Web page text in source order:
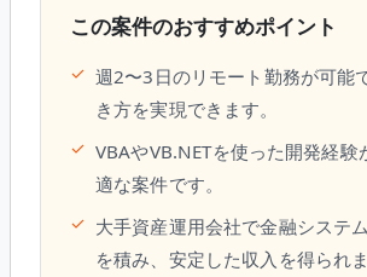
この案件のおすすめポイント
✓ 週2〜3日のリモート勤務が可能
き方を実現できます。
✓ VBAやVB.NETを使った開発経験
適な案件です。
✓ 大手資産運用会社で金融システ
を積み、安定した収入を得られま